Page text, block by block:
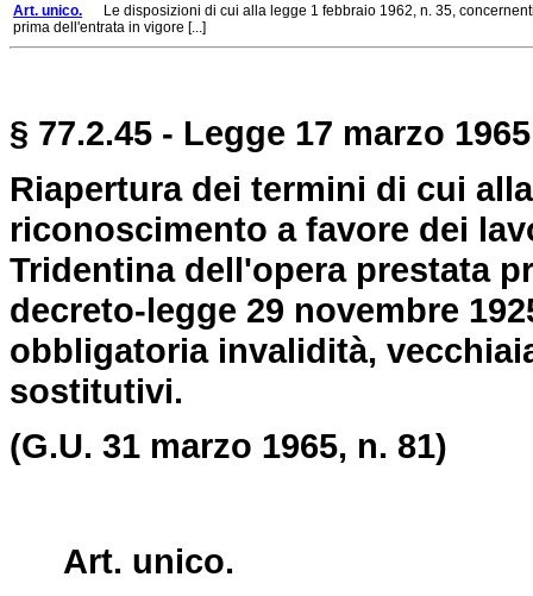
Art. unico. Le disposizioni di cui alla legge 1 febbraio 1962, n. 35,
prima dell'entrata in vigore [...]
§ 77.2.45 - Legge 17 marzo
Riapertura dei termini di cui
riconoscimento a favore dei
Tridentina dell'opera prestata
decreto-legge 29 novembre
obbligatoria invalidità,
sostitutivi.
(G.U. 31 marzo 1965, n. 81)
Art. unico.